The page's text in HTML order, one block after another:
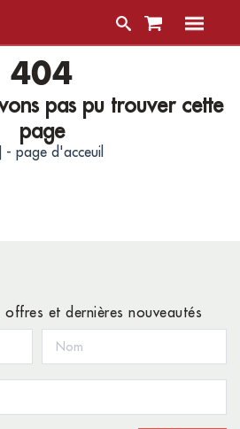
404
pas pu trouver cette
page
- page d'acceuil
offres et dernières nouveautés